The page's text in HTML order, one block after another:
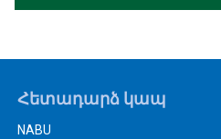
Հետադարձ կապ
NABU